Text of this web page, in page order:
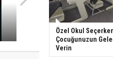
Özel Okul
Çocuğunuzun
Verin